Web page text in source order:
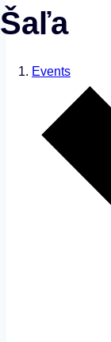
Šaľa
Events